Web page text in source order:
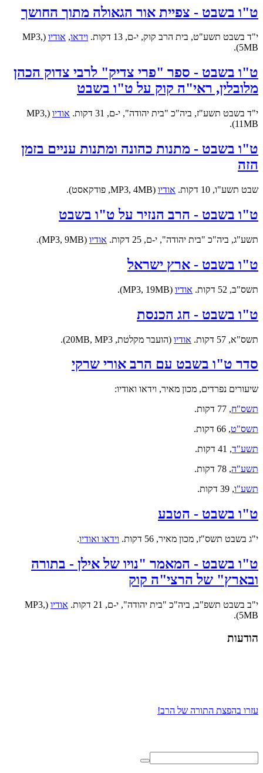
ט"ו בשבט - צפיית אור הגאולה מתוך החושך
י"ד בשבט תשע"ט, בית הרב קוק, י-ם, 13 דקות. וידאו, אודיו (MP3,
5MB).
ט"ו בשבט - ספר "פרי צדיק" לרבי צדוק הכהן
מלובלין, ראי"ה קוק על ט"ו בשבט
י"ד בשבט תשע"ז, ביה"כ "בית יהודה", י-ם, 31 דקות. אודיו (MP3,
11MB).
ט"ו בשבט - מתנות כהונה ומתנות עניים בזמן
הזה
שבט תשע"ו, 10 דקות. אודיו (MP3, 4MB, פודקאסט).
ט"ו בשבט - הרב הנזיר על ט"ו בשבט
תשע"ג, ביה"כ "בית יהודה", י-ם, 25 דקות. אודיו (MP3, 9MB).
ט"ו בשבט - ארץ ישראל
תשס"ב, 52 דקות. אודיו (MP3, 19MB).
ט"ו בשבט - חג הכנסת
תשס"א, 57 דקות. אודיו (הועבר מקלטת, 20MB, MP3).
סדר ט"ו בשבט עם הרב אורי שרקי
שיעורים נפרדים, מכון מאיר, וידאו ואודיו:
תשס"ח, 77 דקות.
תשס"ט, 66 דקות.
תשע"ד, 41 דקות.
תשע"ה, 78 דקות.
תשע"ו, 39 דקות.
ט"ו בשבט - הטבע
י"ג בשבט תשס"ז, מכון מאיר, 56 דקות. וידאו ואודיו.
ט"ו בשבט - המאמר "נויו של אילן - בתורה
ובארץ" של הרצי"ה קוק
י"ב בשבט תשפ"ב, ביה"כ "בית יהודה", י-ם, 21 דקות. אודיו (MP3,
5MB).
הודעות
עזרו בהפצת התורה של הרב!